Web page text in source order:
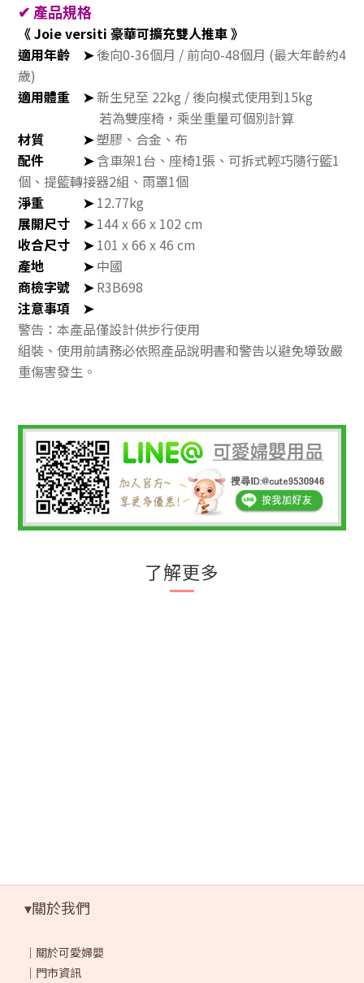
✔ 產品規格
《 Joie versiti 豪華可擴充雙人推車 》
適用年齡 ➤後向0-36個月 / 前向0-48個月 (最大年齡約4
歲)
適用體重 ➤新生兒至 22kg /後向模式使用到15kg
若為雙座椅，乘坐重量可個別計算
材質 ➤塑膠、合金、布
配件 ➤含車架1台、座椅1張、 可拆式輕巧隨行籃1
個、 提籃轉接器2組、 雨罩1個
淨重 ➤12.77kg
展開尺寸 ➤144 x 66 x 102 cm
收合尺寸 ➤101 x 66 x 46 cm
產地 ➤中國
商檢字號 ➤R3B698
注意事項 ➤
警告：本產品僅設計供步行使用
組裝、使用前請務必依照產品說明書和警告以避免導致嚴
重傷害發生。
了解更多
▾關於我們
｜ 關於可愛婦嬰
｜ 門市資訊